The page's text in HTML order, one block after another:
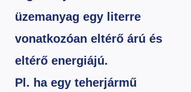
üzemanyag egy literre
vonatkozóan eltérő árú és
eltérő energiájú.
Pl. ha egy teherjármű